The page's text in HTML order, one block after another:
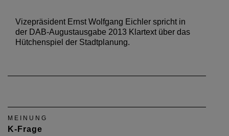
Vizepräsident Ernst Wolfgang Eichler spricht in
der DAB-Augustausgabe 2013 Klartext über das
Hütchenspiel der Stadtplanung.
MEINUNG
K-Frage